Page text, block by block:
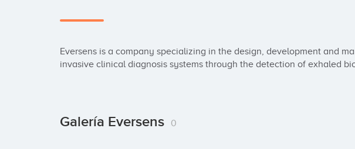
Eversens is a company specializing in the design, development and
invasive clinical diagnosis systems through the detection of exhaled
Galería Eversens 0